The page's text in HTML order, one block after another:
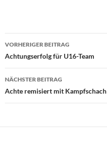
Beitragsnavigation
VORHERIGER BEITRAG
Achtungserfolg für U16-Team
NÄCHSTER BEITRAG
Achte remisiert mit Kampfschach